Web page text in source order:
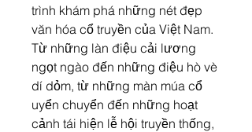
trình khám phá những nét đẹp
văn hóa cổ truyền của Việt Nam.
Từ những làn điệu cải lương
ngọt ngào đến những điệu hò vè
dí dỏm, từ những màn múa cổ
uyển chuyển đến những hoạt
cảnh tái hiện lễ hội truyền thống,